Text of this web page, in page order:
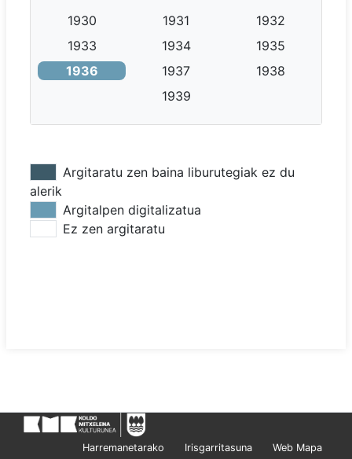
1930 1931
1932
1933
1934
1935
1936
1937
1938
1939
Argitaratu zen baina liburutegiak ez du
alerik
Argitalpen digitalizatua
Ez zen argitaratu
Harremanetarako Irisgarritasuna Web Mapa